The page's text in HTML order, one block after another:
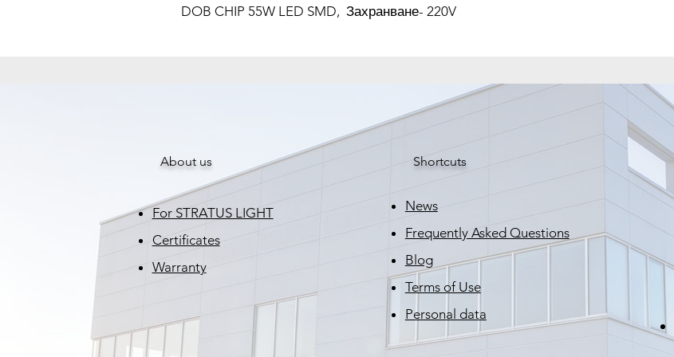
DOB CHIP 55W LED SMD, Захранване- 220V
About us
For STRATUS LIGHT
Certificates
Warranty
Shortcuts
News
Frequently Asked Questions
Blog
Terms of Use
Personal data